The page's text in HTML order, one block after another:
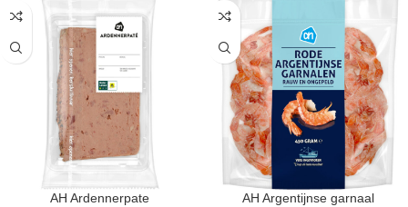
AH Ardennerpate AH Argentijnse garnaal